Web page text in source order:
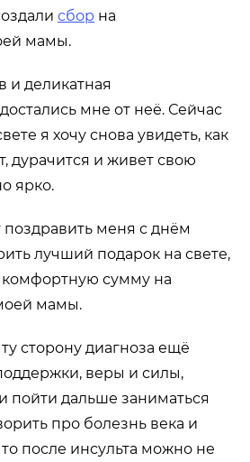
сбор на
мамы.
и деликатная
мне от неё. Сейчас
я хочу снова увидеть, как
дурачится и живет свою
ярко.
поздравить меня с днём
лучший подарок на свете,
сумму на
мамы.
сторону диагноза ещё
веры и силы,
пойти дальше заниматься
про болезнь века и
после инсульта можно не